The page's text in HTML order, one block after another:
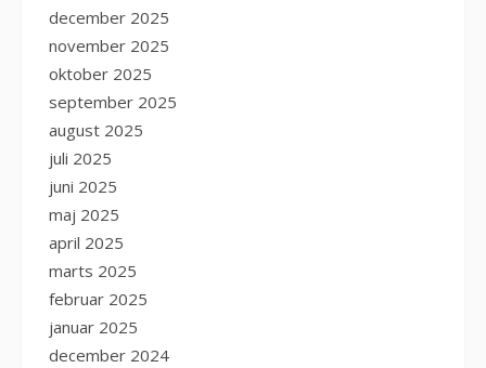
december 2025
november 2025
oktober 2025
september 2025
august 2025
juli 2025
juni 2025
maj 2025
april 2025
marts 2025
februar 2025
januar 2025
december 2024